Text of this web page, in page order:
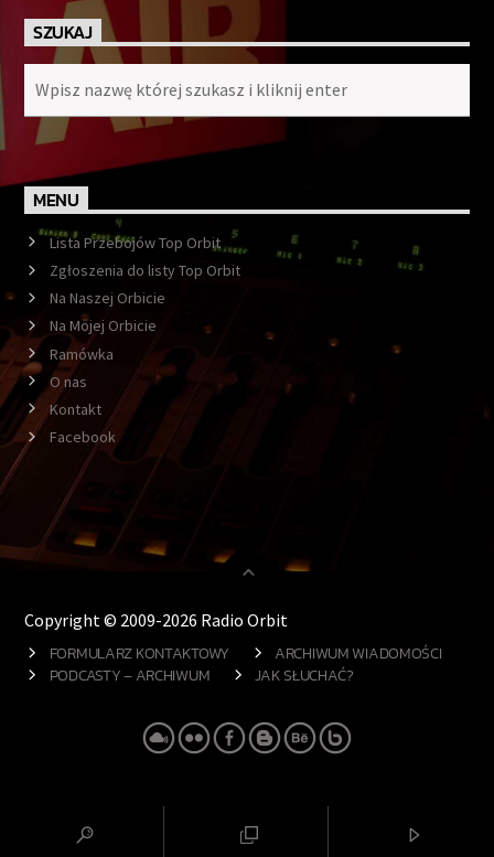
SZUKAJ
MENU
Lista Przebojów Top Orbit
Zgłoszenia do listy Top Orbit
Na Naszej Orbicie
Na Mojej Orbicie
Ramówka
O nas
Kontakt
Facebook
Copyright © 2009-2026 Radio Orbit
FORMULARZ KONTAKTOWY
ARCHIWUM WIADOMOŚCI
PODCASTY – ARCHIWUM
JAK SŁUCHAĆ?